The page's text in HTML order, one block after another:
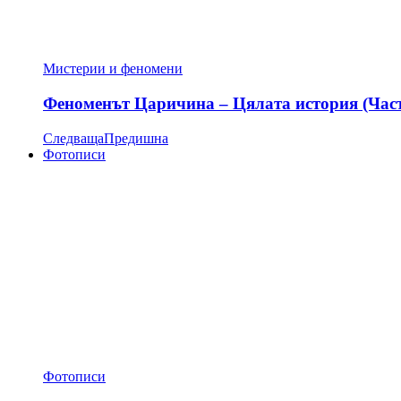
Мистерии и феномени
Феноменът Царичина – Цялата история
СледващаПредишна
Фотописи
Фотописи